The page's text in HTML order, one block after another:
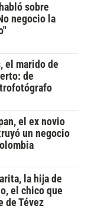
sobre
negocio la
el marido de
de
el ex novio
un negocio
la hija de
el chico que
de Tévez